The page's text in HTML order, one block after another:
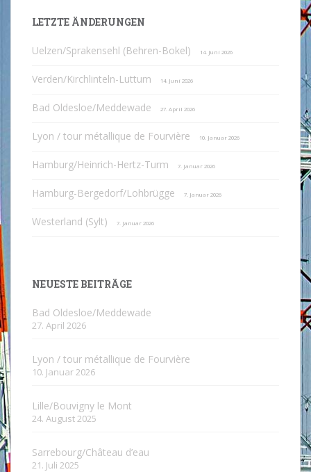
LETZTE ÄNDERUNGEN
Uelzen/Sprakensehl (Behren-Bokel) 14. Juni 2026
Verden/Kirchlinteln-Luttum 14. Juni 2026
Bad Oldesloe/Meddewade 27. April 2026
Lyon / tour métallique de Fourvière 10. Januar 2026
Hamburg/Heinrich-Hertz-Turm 7. Januar 2026
Hamburg-Bergedorf/Lohbrügge 7. Januar 2026
Westerland (Sylt) 7. Januar 2026
NEUESTE BEITRÄGE
Bad Oldesloe/Meddewade
27. April 2026
Lyon / tour métallique de Fourvière
10. Januar 2026
Lille/Bouvigny le Mont
24. August 2025
Sarrebourg/Château d’eau
21. Juli 2025